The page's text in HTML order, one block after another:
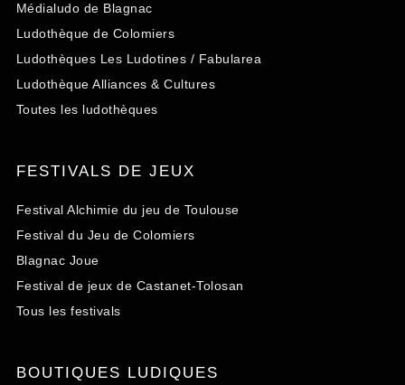
Médialudo de Blagnac
Ludothèque de Colomiers
Ludothèques Les Ludotines / Fabularea
Ludothèque Alliances & Cultures
Toutes les ludothèques
FESTIVALS DE JEUX
Festival Alchimie du jeu de Toulouse
Festival du Jeu de Colomiers
Blagnac Joue
Festival de jeux de Castanet-Tolosan
Tous les festivals
BOUTIQUES LUDIQUES